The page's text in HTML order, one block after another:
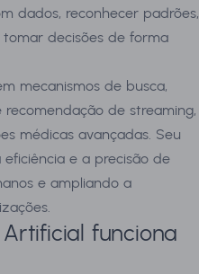
dados, reconhecer padrões,
decisões de forma
mecanismos de busca,
recomendação de streaming,
médicas avançadas. Seu
e a precisão de
e ampliando a
funciona